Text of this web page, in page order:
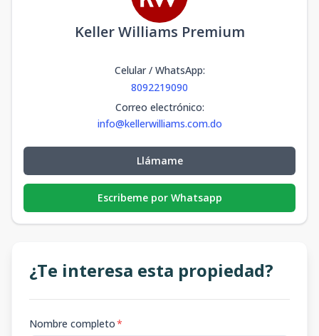
Keller Williams Premium
Celular / WhatsApp:
8092219090
Correo electrónico:
info@kellerwilliams.com.do
Llámame
Escribeme por Whatsapp
¿Te interesa esta propiedad?
Nombre completo*